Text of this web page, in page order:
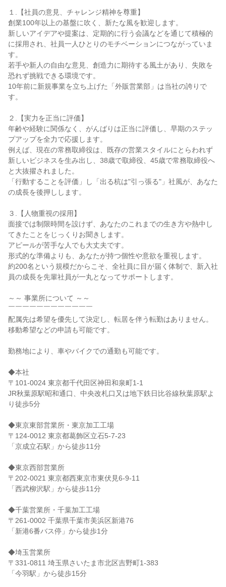
１.【社員の意見、チャレンジ精神を尊重】
創業100年以上の基盤に吹く、新たな風を歓迎します。
新しいアイデアや提案は、定期的に行う会議などを通じて積極的
に採用され、社員一人ひとりのモチベーションにつながっていま
す。
若手や新人の自由な意見、創造力に期待する風土があり、失敗を
恐れず挑戦できる環境です。
10年前に新規事業を立ち上げた「外販営業部」は当社の誇りで
す。
２.【実力を正当に評価】
年齢や経験に関係なく、がんばりは正当に評価し、早期のステッ
プアップを全力で応援します。
例えば、現在の常務取締役は、既存の営業スタイルにとらわれず
新しいビジネスを生み出し、38歳で取締役、45歳で常務取締役へ
と大抜擢されました。
「行動することを評価」し「出る杭は"引っ張る"」社風が、あなた
の成長を後押しします。
３.【人物重視の採用】
面接では制限時間を設けず、あなたのこれまでの生き方や熱中し
てきたことをじっくりお聞きします。
アピールが苦手な人でも大丈夫です。
形式的な準備よりも、あなたが持つ個性や意欲を重視します。
約200名という規模だからこそ、全社員に目が届く体制で、新入社
員の成長を先輩社員が一丸となってサポートします。
～～ 事業所について ～～
￣￣￣￣￣￣￣￣￣￣￣￣
配属先は希望を優先して決定し、転居を伴う転勤はありません。
移動希望などの申請も可能です。
勤務地により、車やバイクでの通勤も可能です。
◆本社
〒101-0024 東京都千代田区神田和泉町1-1
JR秋葉原駅昭和通口、中央改札口又は地下鉄日比谷線秋葉原駅よ
り徒歩5分
◆東京東部営業所・東京加工工場
〒124-0012 東京都葛飾区立石5-7-23
「京成立石駅」から徒歩11分
◆東京西部営業所
〒202-0021 東京都西東京市東伏見6-9-11
「西武柳沢駅」から徒歩11分
◆千葉営業所・千葉加工工場
〒261-0002 千葉県千葉市美浜区新港76
「新港6番バス停」から徒歩1分
◆埼玉営業所
〒331-0811 埼玉県さいたま市北区吉野町1-383
「今羽駅」から徒歩15分